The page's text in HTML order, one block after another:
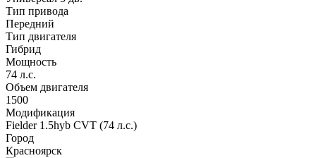
Тип привода
Передний
Тип двигателя
Гибрид
Мощность
74 л.с.
Объем двигателя
1500
Модификация
Fielder 1.5hyb CVT (74 л.с.)
Город
Красноярск